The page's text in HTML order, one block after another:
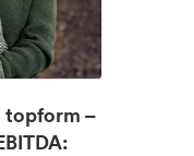
topform –